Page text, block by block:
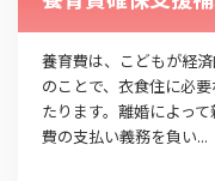
会社名
メールアドレス
養育費は、こどもが経
のことで、衣食住に必
たります。離婚によっ
費の支払い義務を負い...